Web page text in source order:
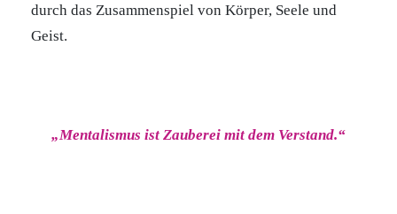
durch das Zusammenspiel von Körper, Seele und
Geist.
„Mentalismus ist Zauberei mit dem Verstand.“